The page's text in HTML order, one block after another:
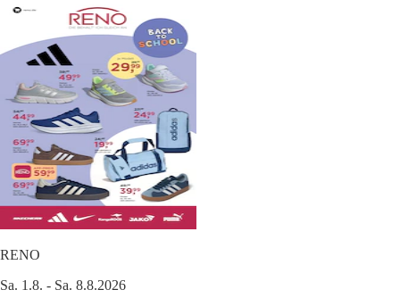
RENO
Sa. 1.8. - Sa. 8.8.2026